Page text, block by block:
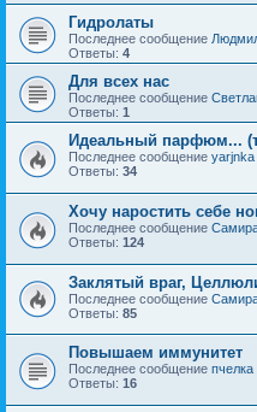
Гидролаты
Последнее сообщение
Ответы: 4
Для всех нас
Последнее сообщение
Ответы: 1
Идеальный парфюм...
Последнее сообщение yarjnka
Ответы: 34
Хочу наростить себе
Последнее сообщение
Ответы: 124
Заклятый враг,
Последнее сообщение
Ответы: 85
Повышаем иммунитет
Последнее сообщение пчелка
Ответы: 16